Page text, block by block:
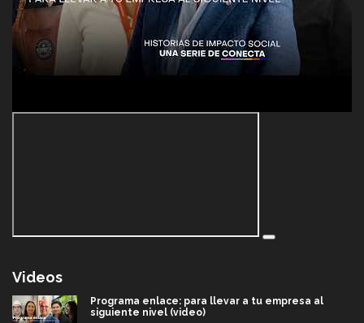
Videos
Programa enlace: para llevar a tu empresa al
siguiente nivel (video)